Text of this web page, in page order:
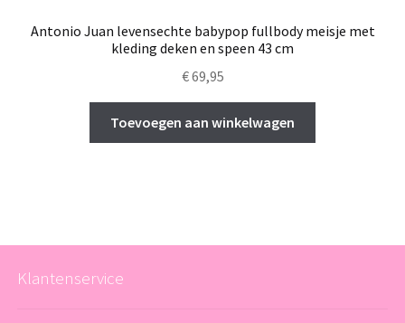
Antonio Juan levensechte babypop fullbody meisje met
kleding deken en speen 43 cm
€69,95
Toevoegen aan winkelwagen
Klantenservice